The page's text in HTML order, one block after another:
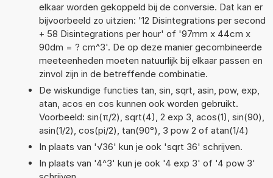
elkaar worden gekoppeld bij de conversie. Dat kan er
bijvoorbeeld zo uitzien: '12 Disintegrations per second
+ 58 Disintegrations per hour' of '97mm x 44cm x
90dm = ? cm^3'. De op deze manier gecombineerde
meeteenheden moeten natuurlijk bij elkaar passen en
zinvol zijn in de betreffende combinatie.
De wiskundige functies tan, sin, sqrt, asin, pow, exp,
atan, acos en cos kunnen ook worden gebruikt.
Voorbeeld: sin(π/2), sqrt(4), 2 exp 3, acos(1), sin(90),
asin(1/2), cos(pi/2), tan(90°), 3 pow 2 of atan(1/4)
In plaats van '√36' kun je ook 'sqrt 36' schrijven.
In plaats van '4^3' kun je ook '4 exp 3' of '4 pow 3'